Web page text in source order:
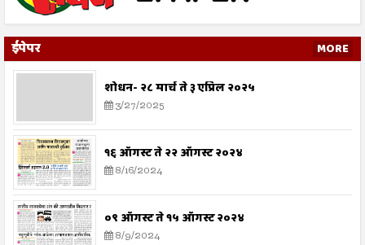
ईपेपर MORE
शोधन- २८ मार्च ते ३ एप्रिल २०२५
3/27/2025
१६ ऑगस्ट ते २२ ऑगस्ट २०२४
8/16/2024
०९ ऑगस्ट ते १५ ऑगस्ट २०२४
8/9/2024